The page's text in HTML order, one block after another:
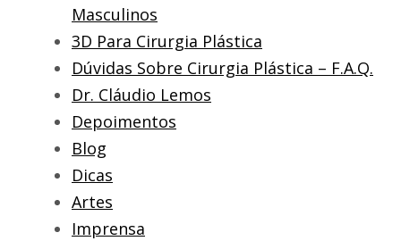
Masculinos
3D Para Cirurgia Plástica
Dúvidas Sobre Cirurgia Plástica – F.A.Q.
Dr. Cláudio Lemos
Depoimentos
Blog
Dicas
Artes
Imprensa